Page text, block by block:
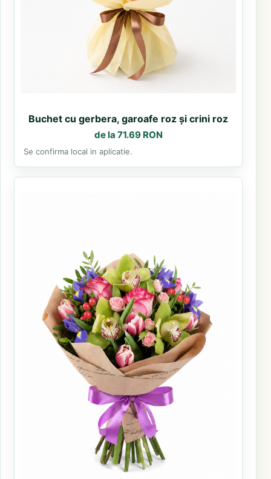
Buchet cu gerbera, garoafe roz și crini roz
de la 71.69 RON
Se confirma local in aplicatie.